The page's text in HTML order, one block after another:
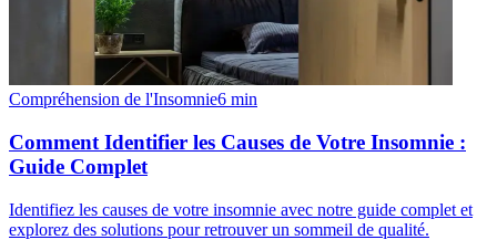
Compréhension de l'Insomnie6 min
Comment Identifier les Causes de Votre Insomnie :
Guide Complet
Identifiez les causes de votre insomnie avec notre guide complet et
explorez des solutions pour retrouver un sommeil de qualité.